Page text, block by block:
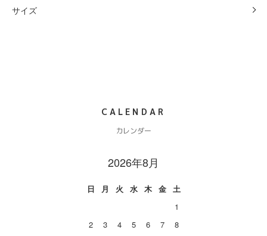
サイズ
CALENDAR
カレンダー
2026年8月
日 月 火 水 木 金
土
1
2
3 4 5 6 7
8